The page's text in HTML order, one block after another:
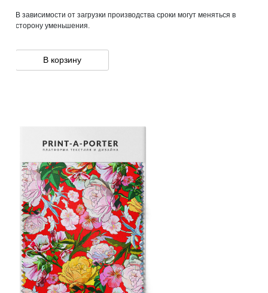
В зависимости от загрузки производства сроки могут меняться в
сторону уменьшения.
В корзину